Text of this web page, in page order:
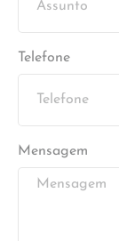
Telefone
Mensagem